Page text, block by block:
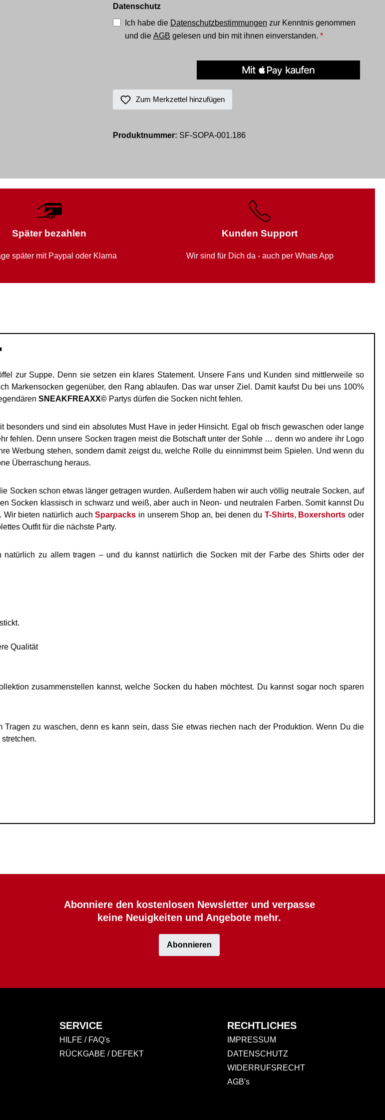
Datenschutz
Ich habe die Datenschutzbestimmungen zur Kenntnis genommen
und die AGB gelesen und bin mit ihnen einverstanden. *
Zum Merkzettel hinzufügen
Produktnummer: SF-SOPA-001.186
Später bezahlen
später mit Paypal oder Klarna
Kunden Support
Wir sind für Dich da - auch per Whats App
zur Suppe. Denn sie setzen ein klares Statement. Unsere Fans und Kunden sind mittlerweile so
Markensocken gegenüber, den Rang ablaufen. Das war unser Ziel. Damit kaufst Du bei uns 100%
SNEAKFREAXX© Partys dürfen die Socken nicht fehlen.
und sind ein absolutes Must Have in jeder Hinsicht. Egal ob frisch gewaschen oder lange
fehlen. Denn unsere Socken tragen meist die Botschaft unter der Sohle … denn wo andere ihr Logo
Werbung stehen, sondern damit zeigst du, welche Rolle du einnimmst beim Spielen. Und wenn du
Überraschung heraus.
Socken schon etwas länger getragen wurden. Außerdem haben wir auch völlig neutrale Socken, auf
Socken klassisch in schwarz und weiß, aber auch in Neon- und neutralen Farben. Somit kannst Du
Wir bieten natürlich auchSparpacks in unserem Shop an, bei denen du T-Shirts, Boxershorts oder
Outfit für die nächste Party.
zu allem tragen – und du kannst natürlich die Socken mit der Farbe des Shirts oder der
Qualität
zusammenstellen kannst, welche Socken du haben möchtest. Du kannst sogar noch sparen
Tragen zu waschen, denn es kann sein, dass Sie etwas riechen nach der Produktion. Wenn Du die
Abonniere den kostenlosen Newsletter und verpasse
keine Neuigkeiten und Angebote mehr.
Abonnieren
SERVICE
HILFE / FAQ's
RÜCKGABE / DEFEKT
RECHTLICHES
IMPRESSUM
DATENSCHUTZ
WIDERRUFSRECHT
AGB's